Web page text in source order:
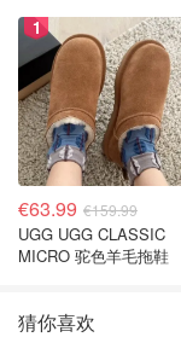
1
€63.99 €159.99
UGG UGG CLASSIC
MICRO 驼色羊毛拖鞋
猜你喜欢